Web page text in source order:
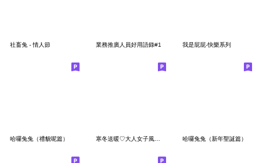
社畜兔 - 情人節 業務推廣人員好用語錄#1 我是屁屁-快樂系列
哈囉兔兔（禮貌呢篇） 寒冬送暖♡大人女子風每日生活＆歲末新年 哈囉兔兔（新年聖誕篇）